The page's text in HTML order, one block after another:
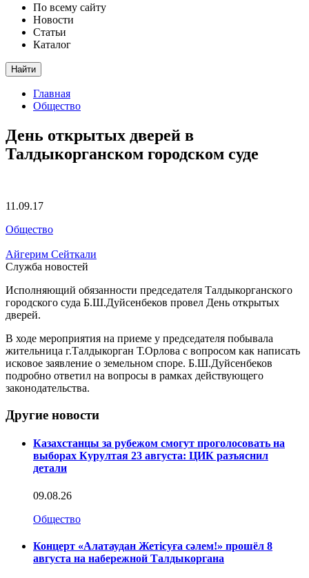
По всему сайту
Новости
Статьи
Каталог
Найти
Главная
Общество
День открытых дверей в
Талдыкорганском городском суде
11.09.17
Общество
Айгерим Сейткали
Служба новостей
Исполняющий обязанности председателя Талдыкорганского
городского суда Б.Ш.Дуйсенбеков провел День открытых
дверей.
В ходе мероприятия на приеме у председателя побывала
жительница г.Талдыкорган Т.Орлова с вопросом как написать
исковое заявление о земельном споре. Б.Ш.Дуйсенбеков
подробно ответил на вопросы в рамках действующего
законодательства.
Другие новости
Казахстанцы за рубежом смогут проголосовать на
выборах Курултая 23 августа: ЦИК разъяснил
детали
09.08.26
Общество
Концерт «Алатаудан Жетісуға сәлем!» прошёл 8
августа на набережной Талдыкоргана